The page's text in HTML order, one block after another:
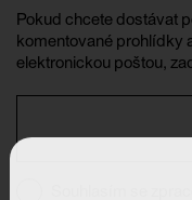
Pokud chcete dostávat
komentované prohlídky
elektronickou poštou,